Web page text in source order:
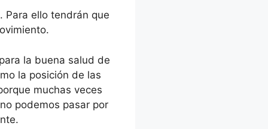
Para ello tendrán que
la buena salud de
la posición de las
muchas veces
podemos pasar por